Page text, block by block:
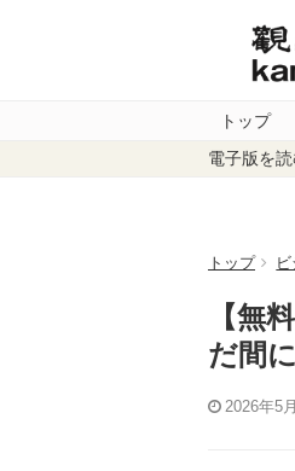
トップ
電子版を読
トップ
【無
だ間
2026年5